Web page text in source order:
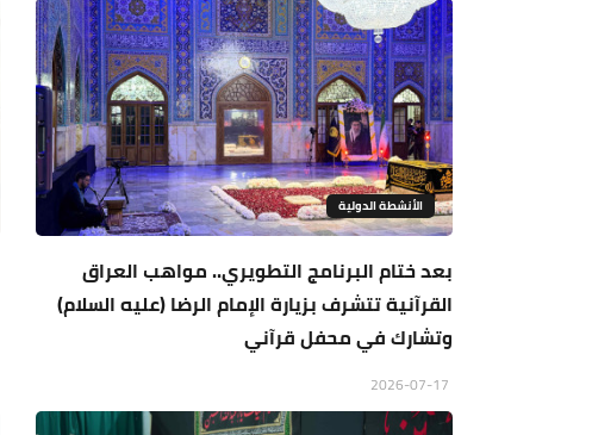
الأنشطة الدولية
بعد ختام البرنامج التطويري.. مواهب العراق
القرآنية تتشرف بزيارة الإمام الرضا (عليه السلام)
وتشارك في محفل قرآني